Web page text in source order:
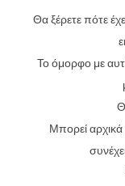
Θα ξέρετε πότε
Το όμορφο με
Μπορεί